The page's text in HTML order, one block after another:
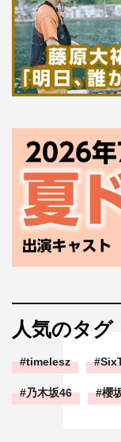
人気のタグ
timelesz
乃木坂46 櫻